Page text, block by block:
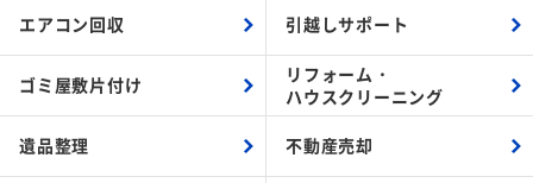
エアコン回収 引越しサポート
ゴミ屋敷片付け
リフォーム・
ハウスクリーニング
遺品整理 不動産売却